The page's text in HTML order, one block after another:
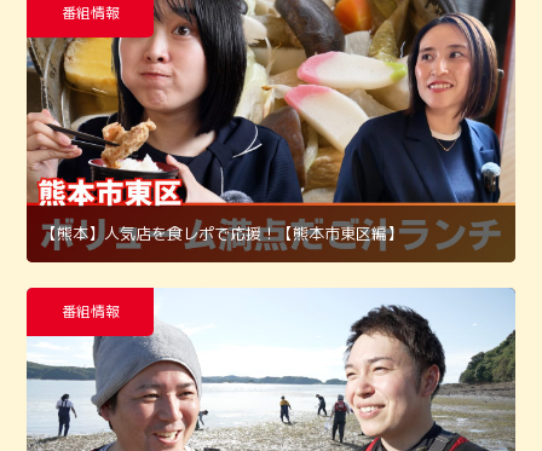
番組情報
【熊本】人気店を食レポで応援！【熊本市東区編】
番組情報